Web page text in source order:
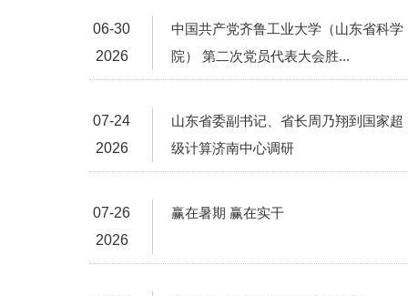
06-30
2026
中国共产党齐鲁工业大学（山东省科学
院） 第二次党员代表大会胜...
07-24
2026
山东省委副书记、省长周乃翔到国家超
级计算济南中心调研
07-26
2026
赢在暑期 赢在实干